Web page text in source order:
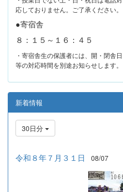
応しておりません。ご了承ください。
●寄宿舎
８：１５～１６：４５
・寄宿舎生の保護者には、開・閉舎日
等の対応時間を別途お知らせします。
新着情報
30日分
令和８年７月３１日 08/07